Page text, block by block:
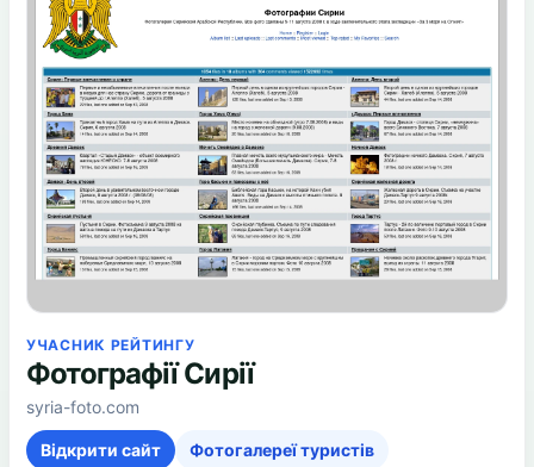
УЧАСНИК РЕЙТИНГУ
Фотографії Сирії
syria-foto.com
Відкрити сайт Фотогалереї туристів